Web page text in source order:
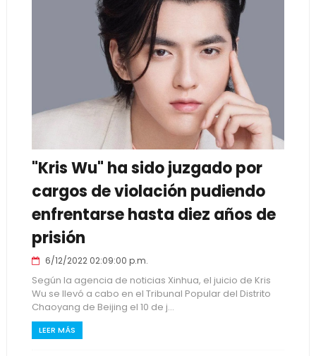
"Kris Wu" ha sido juzgado por
cargos de violación pudiendo
enfrentarse hasta diez años de
prisión
6/12/2022 02:09:00 p.m.
Según la agencia de noticias Xinhua, el juicio de Kris
Wu se llevó a cabo en el Tribunal Popular del Distrito
Chaoyang de Beijing el 10 de j...
LEER MÁS